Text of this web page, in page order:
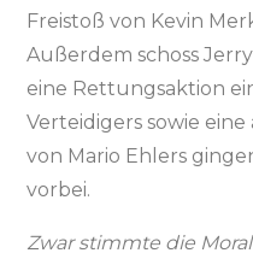
Freistoß von Kevin
Außerdem schoss
eine Rettungsaktion
Verteidigers sowie
von Mario Ehlers
vorbei.
Zwar stimmte die